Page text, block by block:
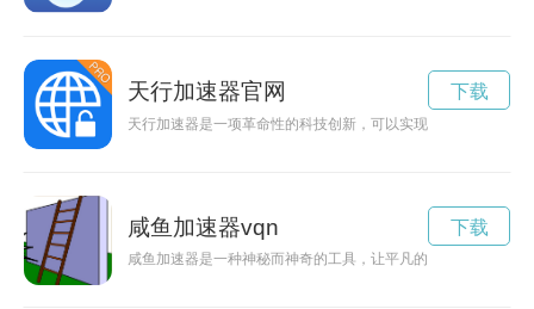
天行加速器官网
天行加速器是一项革命性的科技创新，可以实现时空穿越，大
下载
咸鱼加速器vqn
咸鱼加速器是一种神秘而神奇的工具，让平凡的咸鱼也能迸发出
下载